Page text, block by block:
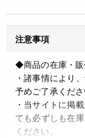
注意事項
◆商品の在庫・
・諸事情により
予めご了承くださ
・当サイトに掲
ても必ずしも在
ください。